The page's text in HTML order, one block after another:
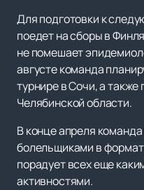
Для подготовки к
поедет на сборы в
не помешает
августе команда
турнире в Сочи, а также
Челябинской области.
В конце апреля
болельщиками в
порадует всех еще
активностями.